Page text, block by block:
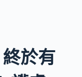
於有